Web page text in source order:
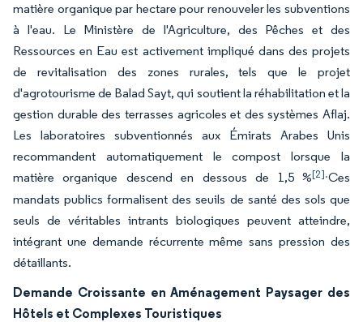
matière organique par hectare pour renouveler les subventions
à l'eau. Le Ministère de l'Agriculture, des Pêches et des
Ressources en Eau est activement impliqué dans des projets
de revitalisation des zones rurales, tels que le projet
d'agrotourisme de Balad Sayt, qui soutient la réhabilitation et la
gestion durable des terrasses agricoles et des systèmes Aflaj.
Les laboratoires subventionnés aux Émirats Arabes Unis
recommandent automatiquement le compost lorsque la
matière organique descend en dessous de 1,5 %[2].Ces
mandats publics formalisent des seuils de santé des sols que
seuls de véritables intrants biologiques peuvent atteindre,
intégrant une demande récurrente même sans pression des
détaillants.
Demande Croissante en Aménagement Paysager des
Hôtels et Complexes Touristiques